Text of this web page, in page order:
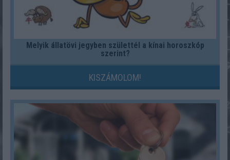
Melyik állatövi jegyben születtél a kínai horoszkóp
szerint?
KISZÁMOLOM!